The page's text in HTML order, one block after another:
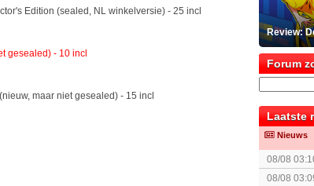
Edition (sealed, NL winkelversie) - 25 incl
gesealed) - 10 incl
maar niet gesealed) - 15 incl
Review:
Forum
Laatste
Nieuws
08/08
08/08